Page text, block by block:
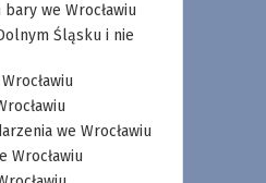
we Wrocławiu
Śląsku i nie
we Wrocławiu
Wrocławiu